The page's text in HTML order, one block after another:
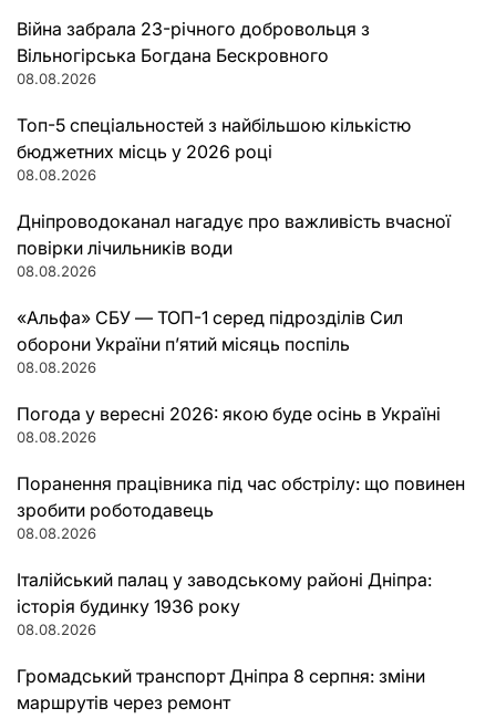
Війна забрала 23-річного добровольця з
Вільногірська Богдана Бескровного
08.08.2026
Топ-5 спеціальностей з найбільшою кількістю
бюджетних місць у 2026 році
08.08.2026
Дніпроводоканал нагадує про важливість вчасної
повірки лічильників води
08.08.2026
«Альфа» СБУ — ТОП-1 серед підрозділів Сил
оборони України п’ятий місяць поспіль
08.08.2026
Погода у вересні 2026: якою буде осінь в Україні
08.08.2026
Поранення працівника під час обстрілу: що повинен
зробити роботодавець
08.08.2026
Італійський палац у заводському районі Дніпра:
історія будинку 1936 року
08.08.2026
Громадський транспорт Дніпра 8 серпня: зміни
маршрутів через ремонт